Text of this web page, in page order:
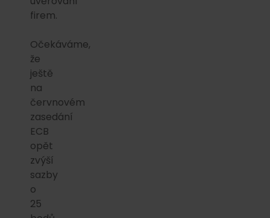
firem.
Očekáváme,
že
ještě
na
červnovém
zasedání
ECB
opět
zvýší
sazby
o
25